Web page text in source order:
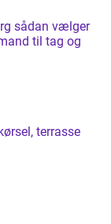
til tag og
terrasse